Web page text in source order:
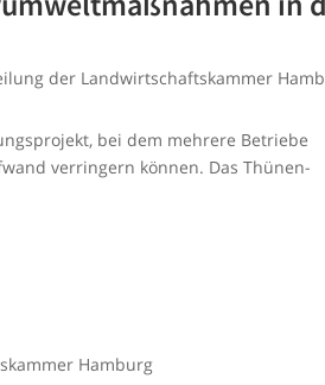
der Landwirtschaftskammer
bei dem mehrere Betriebe
verringern können. Das Thünen-
Hamburg